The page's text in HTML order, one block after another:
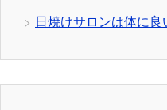
日焼けサロンは体に良